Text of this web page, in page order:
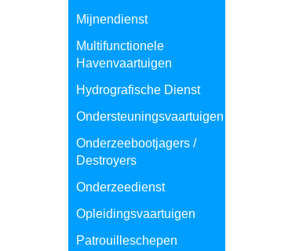
Mijnendienst
Multifunctionele
Havenvaartuigen
Hydrografische Dienst
Ondersteuningsvaartuigen
Onderzeebootjagers /
Destroyers
Onderzeedienst
Opleidingsvaartuigen
Patrouilleschepen